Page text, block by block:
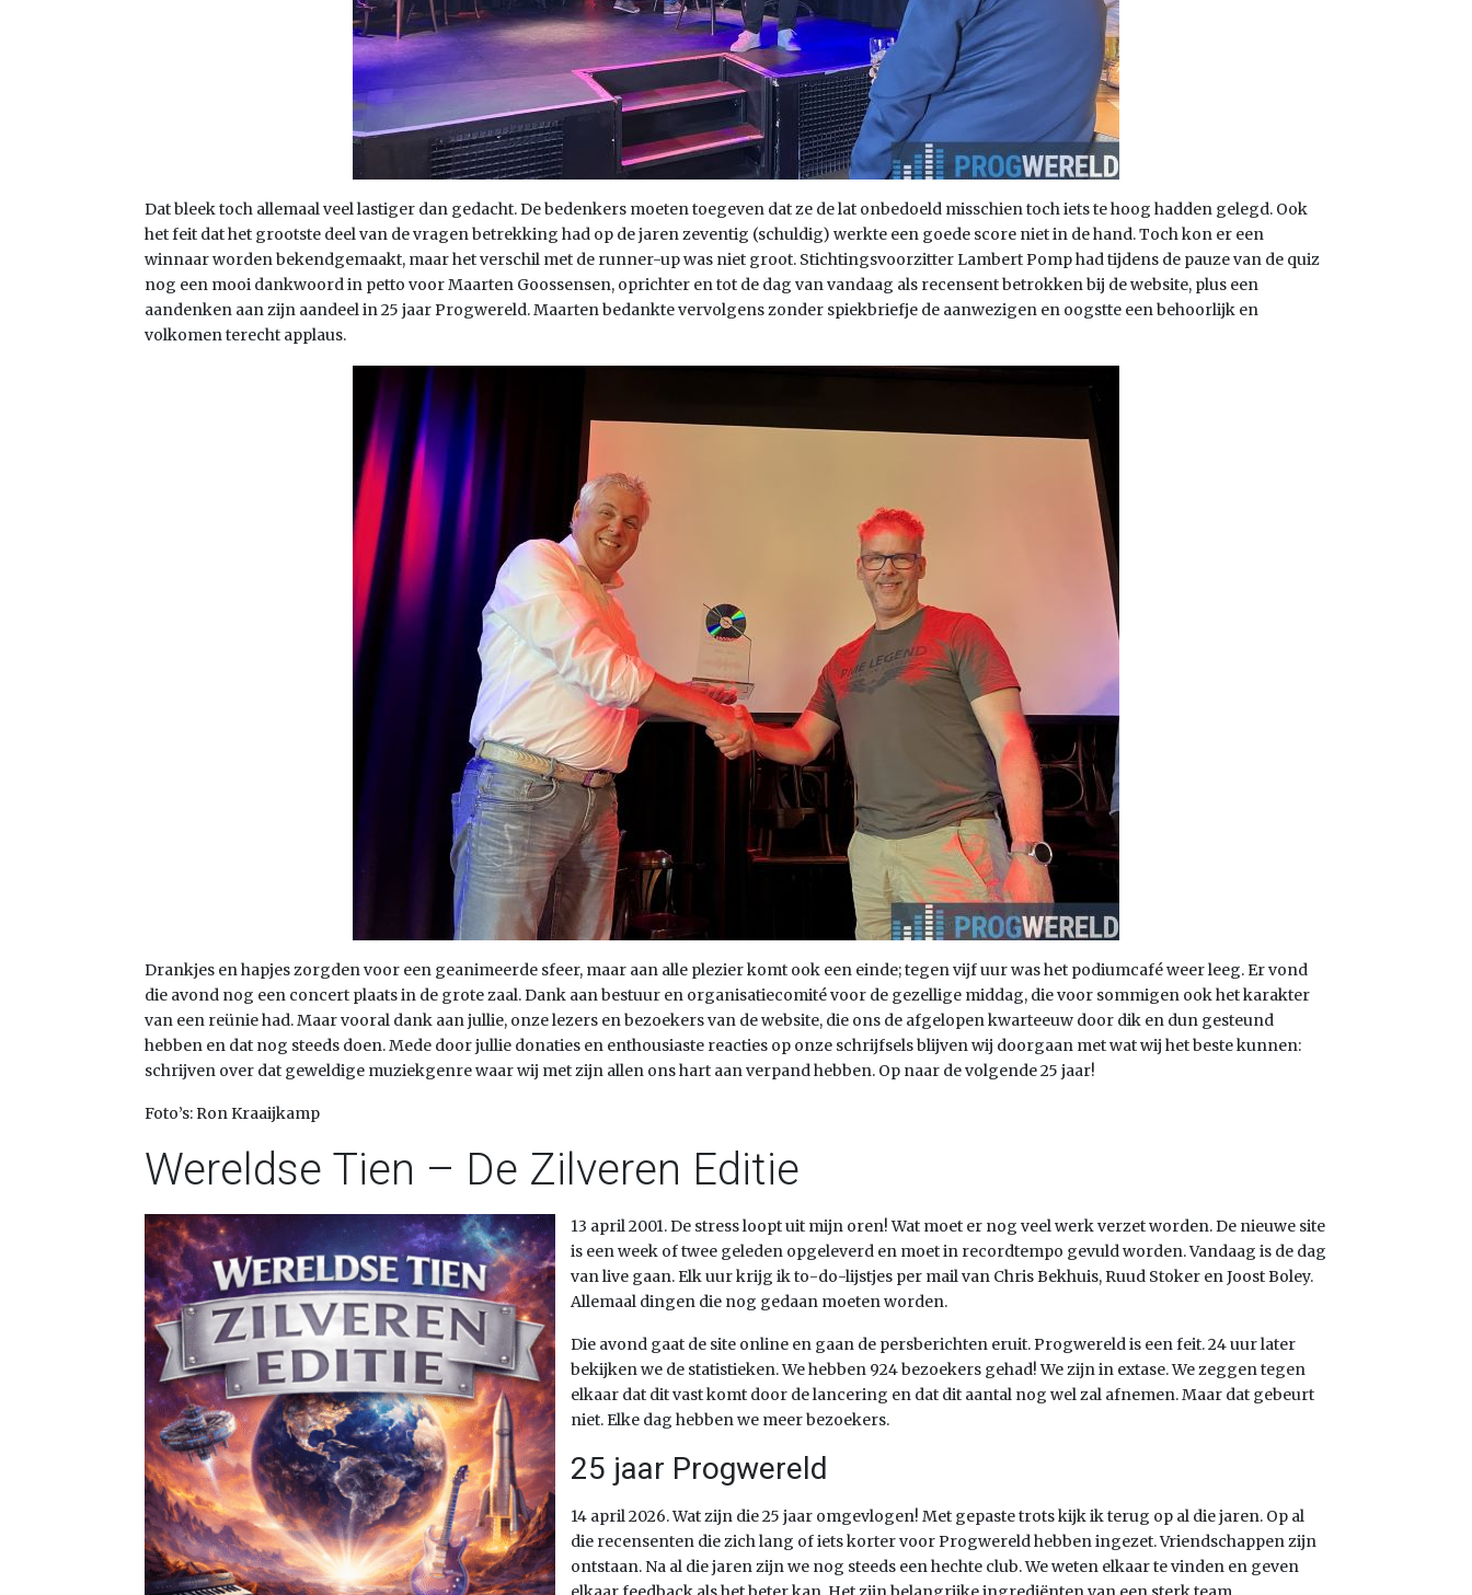
Dat bleek toch allemaal veel lastiger dan gedacht. De bedenkers moeten toegeven dat ze de lat onbedoeld misschien toch iets te hoog hadden gelegd. Ook
het feit dat het grootste deel van de vragen betrekking had op de jaren zeventig (schuldig) werkte een goede score niet in de hand. Toch kon er een
winnaar worden bekendgemaakt, maar het verschil met de runner-up was niet groot. Stichtingsvoorzitter Lambert Pomp had tijdens de pauze van de quiz
nog een mooi dankwoord in petto voor Maarten Goossensen, oprichter en tot de dag van vandaag als recensent betrokken bij de website, plus een
aandenken aan zijn aandeel in 25 jaar Progwereld. Maarten bedankte vervolgens zonder spiekbriefje de aanwezigen en oogstte een behoorlijk en
volkomen terecht applaus.
Drankjes en hapjes zorgden voor een geanimeerde sfeer, maar aan alle plezier komt ook een einde; tegen vijf uur was het podiumcafé weer leeg. Er vond
die avond nog een concert plaats in de grote zaal. Dank aan bestuur en organisatiecomité voor de gezellige middag, die voor sommigen ook het karakter
van een reünie had. Maar vooral dank aan jullie, onze lezers en bezoekers van de website, die ons de afgelopen kwarteeuw door dik en dun gesteund
hebben en dat nog steeds doen. Mede door jullie donaties en enthousiaste reacties op onze schrijfsels blijven wij doorgaan met wat wij het beste kunnen:
schrijven over dat geweldige muziekgenre waar wij met zijn allen ons hart aan verpand hebben. Op naar de volgende 25 jaar!
Foto’s: Ron Kraaijkamp
Wereldse Tien – De Zilveren Editie
13 april 2001. De stress loopt uit mijn oren! Wat moet er nog veel werk verzet worden. De nieuwe site
is een week of twee geleden opgeleverd en moet in recordtempo gevuld worden. Vandaag is de dag
van live gaan. Elk uur krijg ik to-do-lijstjes per mail van Chris Bekhuis, Ruud Stoker en Joost Boley.
Allemaal dingen die nog gedaan moeten worden.
Die avond gaat de site online en gaan de persberichten eruit. Progwereld is een feit. 24 uur later
bekijken we de statistieken. We hebben 924 bezoekers gehad! We zijn in extase. We zeggen tegen
elkaar dat dit vast komt door de lancering en dat dit aantal nog wel zal afnemen. Maar dat gebeurt
niet. Elke dag hebben we meer bezoekers.
25 jaar Progwereld
14 april 2026. Wat zijn die 25 jaar omgevlogen! Met gepaste trots kijk ik terug op al die jaren. Op al
die recensenten die zich lang of iets korter voor Progwereld hebben ingezet. Vriendschappen zijn
ontstaan. Na al die jaren zijn we nog steeds een hechte club. We weten elkaar te vinden en geven